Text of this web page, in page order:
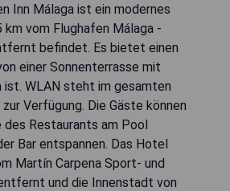
Inn Málaga ist ein modernes
km vom Flughafen Málaga -
befindet. Es bietet einen
einer Sonnenterrasse mit
ist. WLAN steht im gesamten
Verfügung. Die Gäste können
des Restaurants am Pool
Bar entspannen. Das Hotel
Martín Carpena Sport- und
und die Innenstadt von